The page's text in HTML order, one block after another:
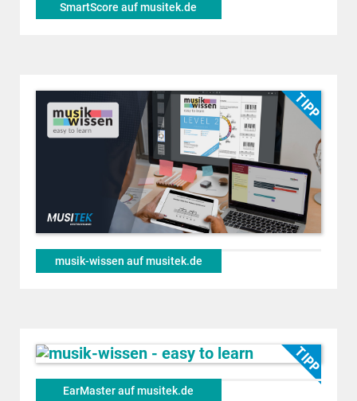
SmartScore auf musitek.de
musik-wissen auf musitek.de
EarMaster auf musitek.de